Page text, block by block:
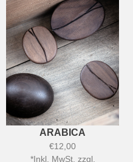
ARABICA
€12,00
*Inkl. MwSt. zzgl.